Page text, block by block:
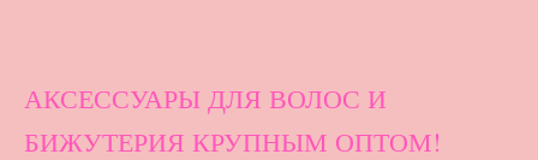
АКСЕССУАРЫ ДЛЯ ВОЛОС И
БИЖУТЕРИЯ КРУПНЫМ ОПТОМ!